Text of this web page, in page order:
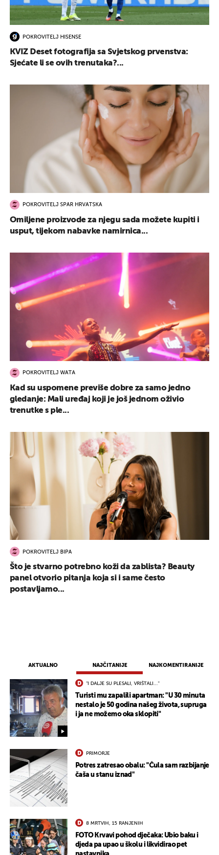
AKTUALNO NAJČITANIJE NAJKOMENTIRANIJE
"I DALJE SU PLESALI, VRIŠTALI..."
Turisti mu zapalili apartman: "U 30 minuta
nestalo je 50 godina našeg života, supruga
i ja ne možemo oka sklopiti"
PRIMORJE
Potres zatresao obalu: "Čula sam razbijanje
čaša u stanu iznad"
8 MRTVIH, 15 RANJENIH
FOTO Krvavi pohod dječaka: Ubio baku i
djeda pa upao u školu i likvidirao pet
POKROVITELJ HISENSE
KVIZ Deset fotografija sa Svjetskog prvenstva:
Sjećate li se ovih trenutaka?...
POKROVITELJ SPAR HRVATSKA
Omiljene proizvode za njegu sada možete kupiti i
usput, tijekom nabavke namirnica...
POKROVITELJ WATA
Kad su uspomene previše dobre za samo jedno
gledanje: Mali uređaj koji je još jednom oživio
trenutke s ple...
POKROVITELJ BIPA
Što je stvarno potrebno koži da zablista? Beauty
panel otvorio pitanja koja si i same često
postavljamo...